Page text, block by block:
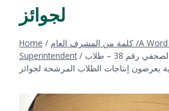
لجوائز
Home / كلمة من المشرف العام /A Word from the
Superintendent / د. جلين ماليكو- البيان الصحفي رقم 38 – طلاب
يعرضون إنتاجات الطلاب المرشحة لجوائز